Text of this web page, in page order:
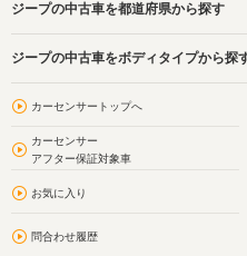
ジープの中古車を都道府県から探す
ジープの中古車をボディタイプから探
カーセンサートップへ
カーセンサー
アフター保証対象車
お気に入り
問合わせ履歴